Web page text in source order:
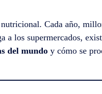
Cada año,
a los supermercados,
del mundo y cómo se